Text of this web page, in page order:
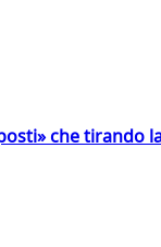
che tirando